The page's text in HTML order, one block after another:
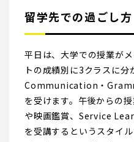
留学先での過ごし方
平日は、大学での授業が
トの成績別に3クラスに分
Communication・
を受けます。午後からの
や映画鑑賞、Service
を受講するというスタイ